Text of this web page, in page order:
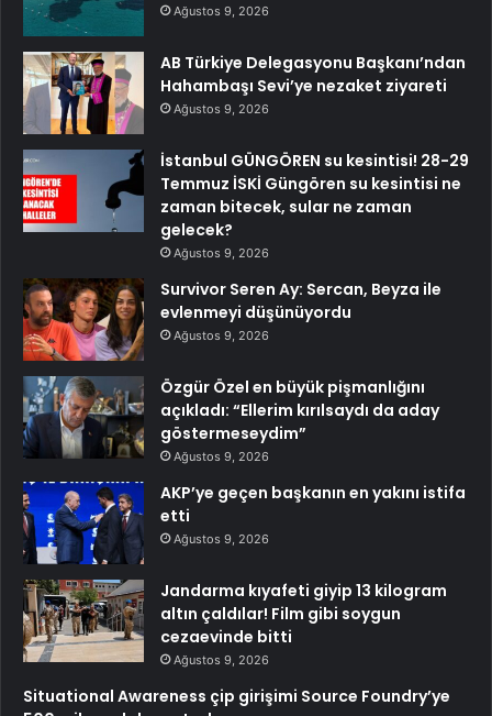
Ağustos 9, 2026
AB Türkiye Delegasyonu Başkanı’ndan
Hahambaşı Sevi’ye nezaket ziyareti
Ağustos 9, 2026
İstanbul GÜNGÖREN su kesintisi! 28-29
Temmuz İSKİ Güngören su kesintisi ne
zaman bitecek, sular ne zaman
gelecek?
Ağustos 9, 2026
Survivor Seren Ay: Sercan, Beyza ile
evlenmeyi düşünüyordu
Ağustos 9, 2026
Özgür Özel en büyük pişmanlığını
açıkladı: “Ellerim kırılsaydı da aday
göstermeseydim”
Ağustos 9, 2026
AKP’ye geçen başkanın en yakını istifa
etti
Ağustos 9, 2026
Jandarma kıyafeti giyip 13 kilogram
altın çaldılar! Film gibi soygun
cezaevinde bitti
Ağustos 9, 2026
Situational Awareness çip girişimi Source Foundry’ye